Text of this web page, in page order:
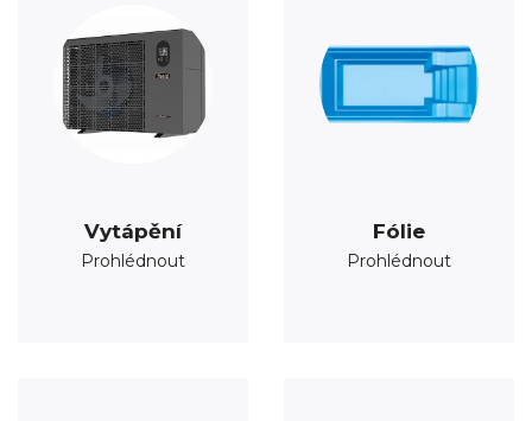
Vytápění
Prohlédnout
Fólie
Prohlédnout